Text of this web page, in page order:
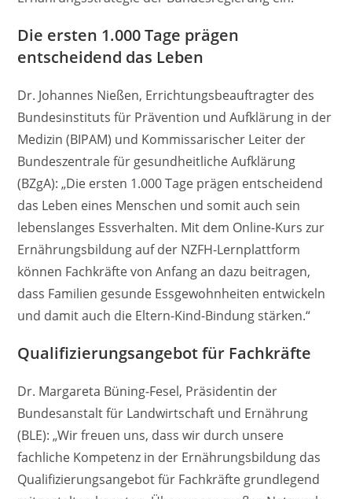
Die ersten 1.000 Tage prägen
entscheidend das Leben
Dr. Johannes Nießen, Errichtungsbeauftragter des
Bundesinstituts für Prävention und Aufklärung in der
Medizin (BIPAM) und Kommissarischer Leiter der
Bundeszentrale für gesundheitliche Aufklärung
(BZgA): „Die ersten 1.000 Tage prägen entscheidend
das Leben eines Menschen und somit auch sein
lebenslanges Essverhalten. Mit dem Online-Kurs zur
Ernährungsbildung auf der NZFH-Lernplattform
können Fachkräfte von Anfang an dazu beitragen,
dass Familien gesunde Essgewohnheiten entwickeln
und damit auch die Eltern-Kind-Bindung stärken.“
Qualifizierungsangebot für Fachkräfte
Dr. Margareta Büning-Fesel, Präsidentin der
Bundesanstalt für Landwirtschaft und Ernährung
(BLE): „Wir freuen uns, dass wir durch unsere
fachliche Kompetenz in der Ernährungsbildung das
Qualifizierungsangebot für Fachkräfte grundlegend